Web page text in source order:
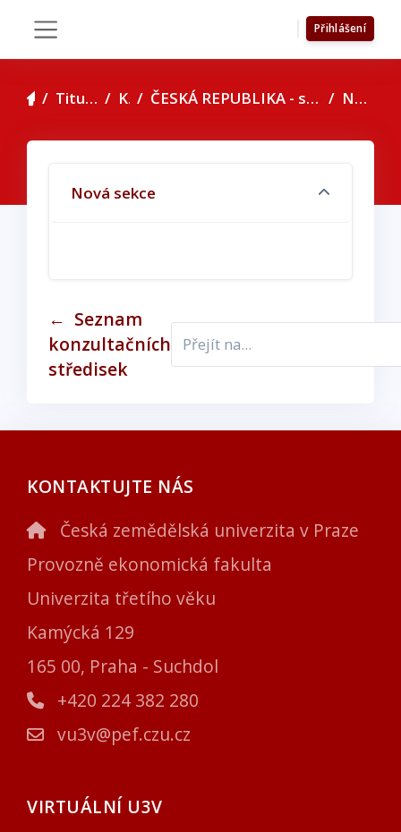
Přihlášení
Titulní stránka Kurzy ČESKÁ REPUBLIKA - seznam konzultačních středisek Nová sekce
Nová sekce
← Seznam
konzultačních
středisek
KONTAKTUJTE NÁS
Česká zemědělská univerzita v Praze
Provozně ekonomická fakulta
Univerzita třetího věku
Kamýcká 129
165 00, Praha - Suchdol
+420 224 382 280
vu3v@pef.czu.cz
VIRTUÁLNÍ U3V